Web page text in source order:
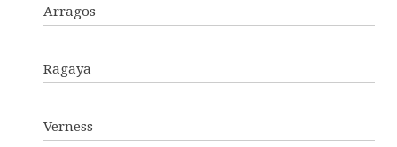
Arragos
Ragaya
Verness